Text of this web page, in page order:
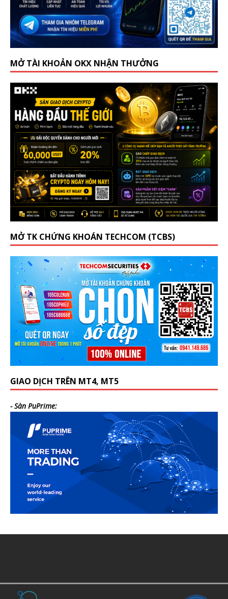
MỞ TÀI KHOẢN OKX NHẬN THƯỞNG
MỞ TK CHỨNG KHOÁN TECHCOM (TCBS)
GIAO DỊCH TRÊN MT4, MT5
- Sàn PuPrime: